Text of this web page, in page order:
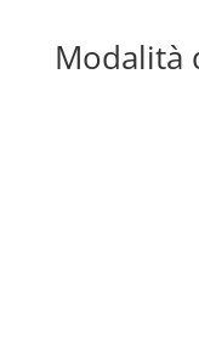
Modalità